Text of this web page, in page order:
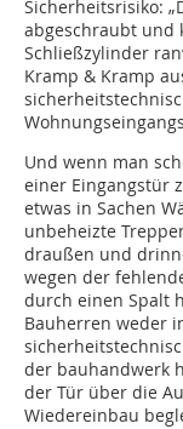
Sicherheitsrisiko:
abgeschraubt und
Schließzylinder
Kramp & Kramp
Und wenn man
einer Eingangstür
etwas in Sachen
unbeheizte
draußen und
wegen der
durch einen Spalt
Bauherren weder
der bauhandwerk
der Tür über die
Wiedereinbau